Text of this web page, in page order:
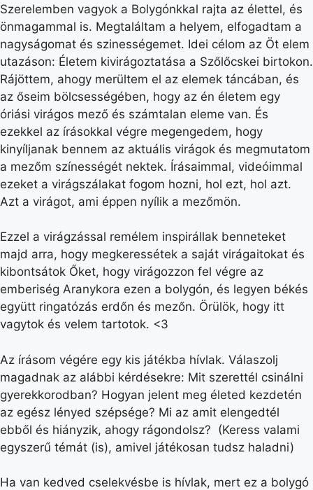
Szerelemben vagyok a Bolygónkkal rajta az élettel, és
önmagammal is. Megtaláltam a helyem, elfogadtam a
nagyságomat és szinességemet. Idei célom az Öt elem
utazáson: Életem kivirágoztatása a Szőlőcskei birtokon.
Rájöttem, ahogy merültem el az elemek táncában, és
az őseim bölcsességében, hogy az én életem egy
óriási virágos mező és számtalan eleme van. És
ezekkel az írásokkal végre megengedem, hogy
kinyíljanak bennem az aktuális virágok és megmutatom
a mezőm színességét nektek. Írásaimmal, videóimmal
ezeket a virágszálakat fogom hozni, hol ezt, hol azt.
Azt a virágot, ami éppen nyílik a mezőmön.
Ezzel a virágzással remélem inspirállak benneteket
majd arra, hogy megkeressétek a saját virágaitokat és
kibontsátok Őket, hogy virágozzon fel végre az
emberiség Aranykora ezen a bolygón, és legyen békés
együtt ringatózás erdőn és mezőn. Örülök, hogy itt
vagytok és velem tartotok. <3
Az írásom végére egy kis játékba hívlak. Válaszolj
magadnak az alábbi kérdésekre: Mit szerettél csinálni
gyerekkorodban? Hogyan jelent meg életed kezdetén
az egész lényed szépsége? Mi az amit elengedtél
ebből és hiányzik, ahogy rágondolsz? (Keress valami
egyszerű témát (is), amivel játékosan tudsz haladni)
Ha van kedved cselekvésbe is hívlak, mert ez a bolygó